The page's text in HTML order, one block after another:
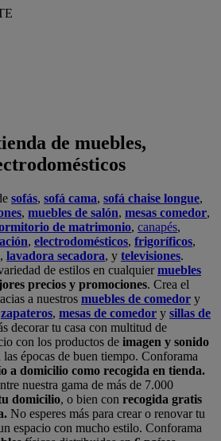
de muebles,
sofás, sofá cama, sofá chaise longue,
, muebles de salón, mesas comedor,
de matrimonio, canapés,
, electrodomésticos, frigoríficos,
, lavadora secadora, y televisiones.
de estilos en cualquiermuebles
precios y promociones. Crea el
a nuestros muebles de comedor y
zapateros, mesas de comedor y sillas de
decorar tu casa con multitud de
con los productos de imagen y sonido
las épocas de buen tiempo. Conforama
a domicilio como recogida en tienda.
nuestra gama de más de 7.000
domicilio, o bien con recogida gratis
No esperes más para crear o renovar tu
espacio con mucho estilo. Conforama